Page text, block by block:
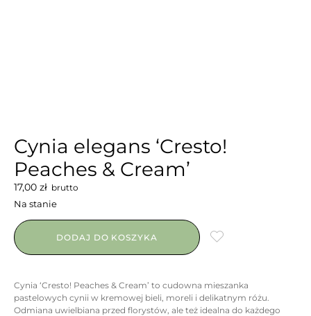
Cynia elegans ‘Cresto!
Peaches & Cream’
17,00 zł brutto
Na stanie
DODAJ DO KOSZYKA
Cynia ‘Cresto! Peaches & Cream’ to cudowna mieszanka
pastelowych cynii w kremowej bieli, moreli i delikatnym różu.
Odmiana uwielbiana przed florystów, ale też idealna do każdego